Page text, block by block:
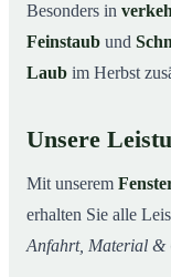
Besonders in
Feinstaub und
Laub im Herbst
Unsere
Mit unserem
erhalten Sie alle
Anfahrt, Material &